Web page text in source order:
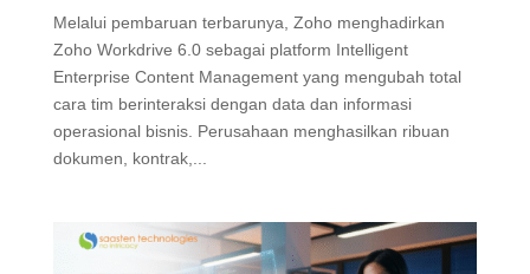
Melalui pembaruan terbarunya, Zoho menghadirkan
Zoho Workdrive 6.0 sebagai platform Intelligent
Enterprise Content Management yang mengubah total
cara tim berinteraksi dengan data dan informasi
operasional bisnis. Perusahaan menghasilkan ribuan
dokumen, kontrak,...